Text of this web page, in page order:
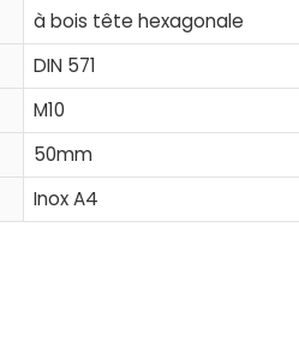
à bois tête hexagonale
DIN 571
M10
50mm
Inox A4